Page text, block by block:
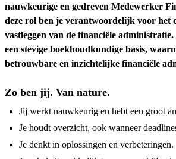
nauwkeurige en gedreven Medewerker
deze rol ben je verantwoordelijk voor het
vastleggen van de financiële
een stevige boekhoudkundige basis,
betrouwbare en inzichtelijke financiële
Zo ben jij. Van nature.
Jij werkt nauwkeurig en hebt een groot
Je houdt overzicht, ook wanneer
Je denkt in oplossingen en verbeteringen.